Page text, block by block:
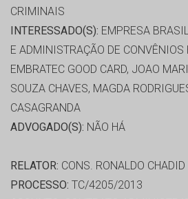
CRIMINAIS
INTERESSADO(S): EMPRESA
E ADMINISTRAÇÃO DE CONVÊNIOS
EMBRATEC GOOD CARD, JOAO
SOUZA CHAVES, MAGDA
CASAGRANDA
ADVOGADO(S): NÃO HÁ
RELATOR: CONS. RONALDO CHADID
PROCESSO: TC/4205/2013